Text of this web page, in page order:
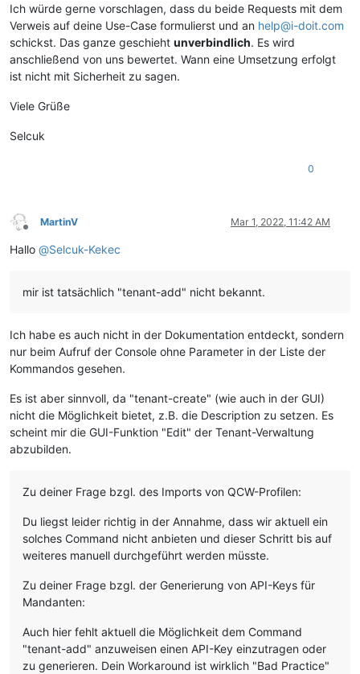
Ich würde gerne vorschlagen, dass du beide Requests mit dem
Verweis auf deine Use-Case formulierst und an help@i-doit.com
schickst. Das ganze geschieht unverbindlich. Es wird
anschließend von uns bewertet. Wann eine Umsetzung erfolgt
ist nicht mit Sicherheit zu sagen.
Viele Grüße
Selcuk
0
Offline
MartinV Mar 1, 2022, 11:42 AM
Hallo @Selcuk-Kekec
mir ist tatsächlich "tenant-add" nicht bekannt.
Ich habe es auch nicht in der Dokumentation entdeckt, sondern
nur beim Aufruf der Console ohne Parameter in der Liste der
Kommandos gesehen.
Es ist aber sinnvoll, da "tenant-create" (wie auch in der GUI)
nicht die Möglichkeit bietet, z.B. die Description zu setzen. Es
scheint mir die GUI-Funktion "Edit" der Tenant-Verwaltung
abzubilden.
Zu deiner Frage bzgl. des Imports von QCW-Profilen:
Du liegst leider richtig in der Annahme, dass wir aktuell ein
solches Command nicht anbieten und dieser Schritt bis auf
weiteres manuell durchgeführt werden müsste.
Zu deiner Frage bzgl. der Generierung von API-Keys für
Mandanten:
Auch hier fehlt aktuell die Möglichkeit dem Command
"tenant-add" anzuweisen einen API-Key einzutragen oder
zu generieren. Dein Workaround ist wirklich "Bad Practice"